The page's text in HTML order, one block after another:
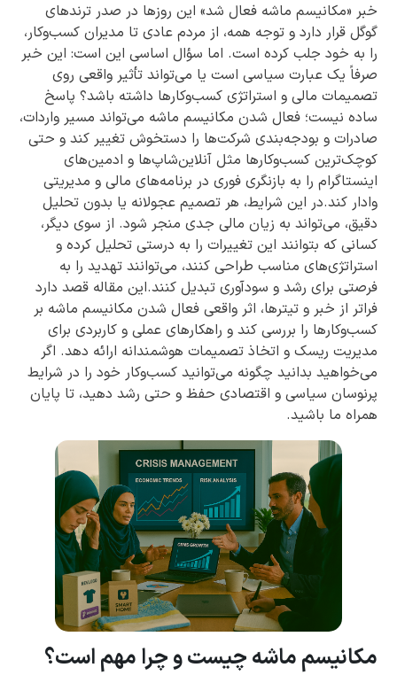
خبر «مکانیسم ماشه فعال شد» این روزها در صدر ترندهای
گوگل قرار دارد و توجه همه، از مردم عادی تا مدیران کسب‌وکار،
را به خود جلب کرده است. اما سؤال اساسی این است: این خبر
صرفاً یک عبارت سیاسی است یا می‌تواند تأثیر واقعی روی
تصمیمات مالی و استراتژی کسب‌وکارها داشته باشد؟ پاسخ
ساده نیست؛ فعال شدن مکانیسم ماشه می‌تواند مسیر واردات،
صادرات و بودجه‌بندی شرکت‌ها را دستخوش تغییر کند و حتی
کوچک‌ترین کسب‌وکارها مثل آنلاین‌شاپ‌ها و ادمین‌های
اینستاگرام را به بازنگری فوری در برنامه‌های مالی و مدیریتی
وادار کند.در این شرایط، هر تصمیم عجولانه یا بدون تحلیل
دقیق، می‌تواند به زیان مالی جدی منجر شود. از سوی دیگر،
کسانی که بتوانند این تغییرات را به درستی تحلیل کرده و
استراتژی‌های مناسب طراحی کنند، می‌توانند تهدید را به
فرصتی برای رشد و سودآوری تبدیل کنند.این مقاله قصد دارد
فراتر از خبر و تیترها، اثر واقعی فعال شدن مکانیسم ماشه بر
کسب‌وکارها را بررسی کند و راهکارهای عملی و کاربردی برای
مدیریت ریسک و اتخاذ تصمیمات هوشمندانه ارائه دهد. اگر
می‌خواهید بدانید چگونه می‌توانید کسب‌وکار خود را در شرایط
پرنوسان سیاسی و اقتصادی حفظ و حتی رشد دهید، تا پایان
همراه ما باشید.
مکانیسم ماشه چیست و چرا مهم است؟